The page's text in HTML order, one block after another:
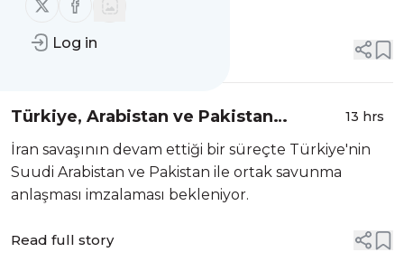
Log in
böler mi?
Read full story
Türkiye, Arabistan ve Pakistan
savunma anlaşması imzalayacak
13 hrs
İran savaşının devam ettiği bir süreçte Türkiye'nin
Suudi Arabistan ve Pakistan ile ortak savunma
anlaşması imzalaması bekleniyor.
Read full story